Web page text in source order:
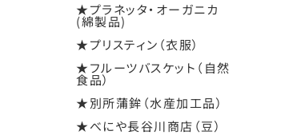
★プラネッタ・オーガニカ
(綿製品)
★プリスティン（衣服）
★フルーツバスケット（自然
食品）
★別所蒲鉾（水産加工品）
★べにや長谷川商店（豆）